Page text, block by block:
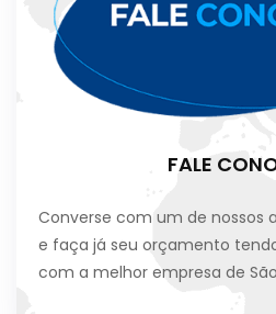
FALE
Converse com um de nossos
e faça já seu orçamento
com a melhor empresa de